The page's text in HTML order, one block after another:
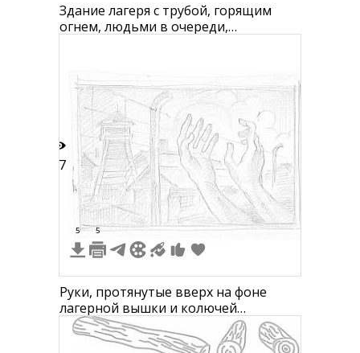
Здание лагеря с трубой, горящим
огнем, людьми в очереди,
17
5 5
Руки, протянутые вверх на фоне
лагерной вышки и колючей
проволоки